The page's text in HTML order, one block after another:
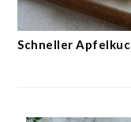
Schneller